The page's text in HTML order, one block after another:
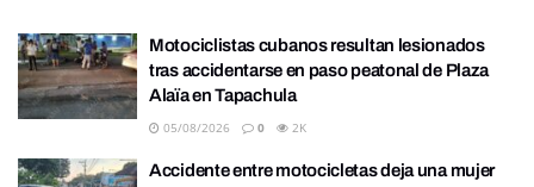
Motociclistas cubanos resultan lesionados
tras accidentarse en paso peatonal de Plaza
Alaïa en Tapachula
05/08/2026 0 2K
Accidente entre motocicletas deja una mujer